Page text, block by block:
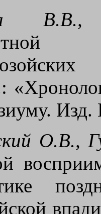
О.В.,